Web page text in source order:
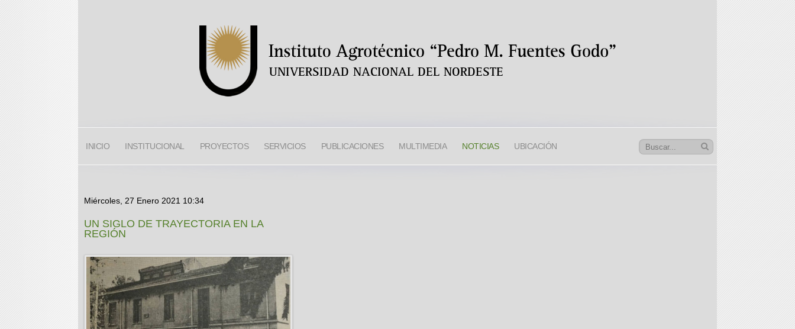
INICIO INSTITUCIONAL PROYECTOS SERVICIOS PUBLICACIONES MULTIMEDIA NOTICIAS UBICACIÓN
Miércoles, 27 Enero 2021 10:34
UN SIGLO DE TRAYECTORIA EN LA
REGIÓN